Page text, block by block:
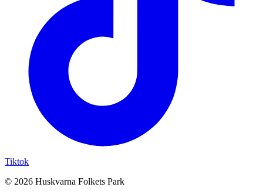
Tiktok
© 2026 Huskvarna Folkets Park